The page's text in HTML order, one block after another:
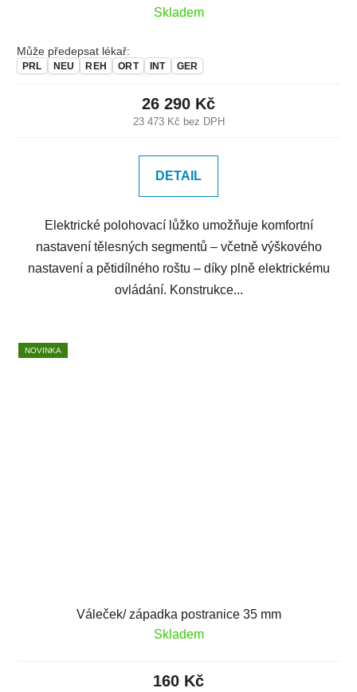
Skladem
Může předepsat lékař:
PRL NEU REH ORT INT GER
23 473 Kč bez DPH
26 290 Kč
DETAIL
Elektrické polohovací lůžko umožňuje komfortní
nastavení tělesných segmentů – včetně výškového
nastavení a pětidílného roštu – díky plně elektrickému
ovládání. Konstrukce...
NOVINKA
Váleček/ západka postranice 35 mm
Skladem
160 Kč